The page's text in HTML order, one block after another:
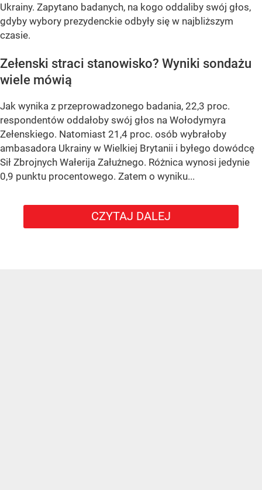
Ukrainy. Zapytano badanych, na kogo oddaliby swój głos,
gdyby wybory prezydenckie odbyły się w najbliższym
czasie.
Zełenski straci stanowisko? Wyniki sondażu
wiele mówią
Jak wynika z przeprowadzonego badania, 22,3 proc.
respondentów oddałoby swój głos na Wołodymyra
Zełenskiego. Natomiast 21,4 proc. osób wybrałoby
ambasadora Ukrainy w Wielkiej Brytanii i byłego dowódcę
Sił Zbrojnych Wałerija Załużnego. Różnica wynosi jedynie
0,9 punktu procentowego. Zatem o wyniku...
CZYTAJ DALEJ